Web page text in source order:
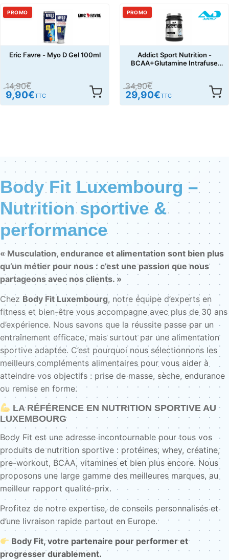
PROMO
Eric Favre - Myo D Gel 100ml
14,90€
9,90€TTC
PROMO
Addict Sport Nutrition -
BCAA+Glutamine Intrafuse
34,90€
29,90€TTC
Body Fit Luxembourg –
Nutrition sportive &
performance
« Musculation, endurance et alimentation sont bien plus
qu’un métier pour nous : c’est une passion que nous
partageons avec nos clients. »
Chez Body Fit Luxembourg, notre équipe d’experts en
fitness et bien-être vous accompagne avec plus de 30 ans
d’expérience. Nous savons que la réussite passe par un
entraînement efficace, mais surtout par une alimentation
sportive adaptée. C’est pourquoi nous sélectionnons les
meilleurs compléments alimentaires pour vous aider à
atteindre vos objectifs : prise de masse, sèche, endurance
ou remise en forme.
LA RÉFÉRENCE EN NUTRITION SPORTIVE AU
LUXEMBOURG
Body Fit est une adresse incontournable pour tous vos
produits de nutrition sportive : protéines, whey, créatine,
pre-workout, BCAA, vitamines et bien plus encore. Nous
proposons une large gamme des meilleures marques, au
meilleur rapport qualité-prix.
Profitez de notre expertise, de conseils personnalisés et
d’une livraison rapide partout en Europe.
Body Fit, votre partenaire pour performer et
progresser durablement.